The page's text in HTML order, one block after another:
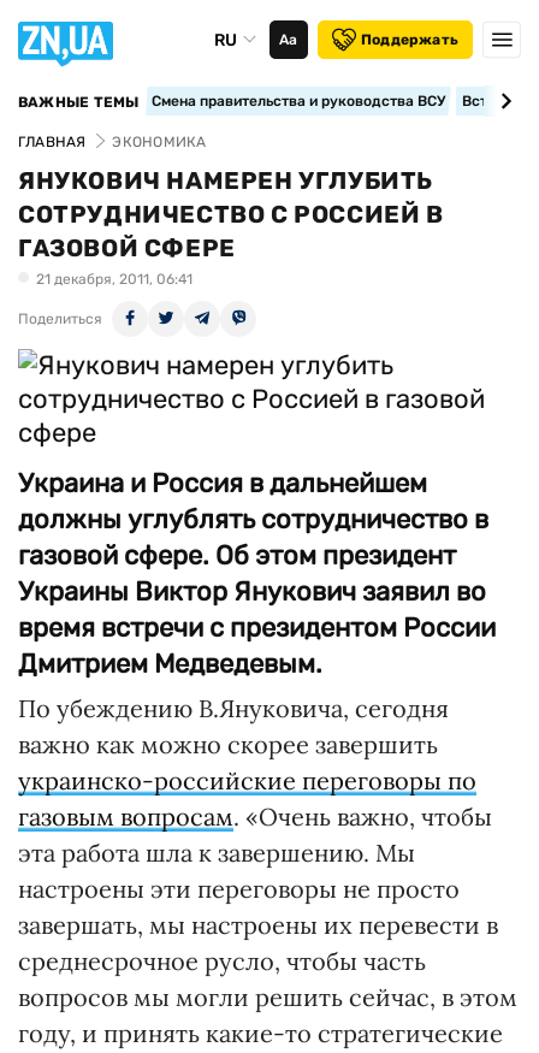
RU Аа Поддержать
ВАЖНЫЕ ТЕМЫ Смена правительства и руководства ВСУ
ГЛАВНАЯ ЭКОНОМИКА
ЯНУКОВИЧ НАМЕРЕН УГЛУБИТЬ
СОТРУДНИЧЕСТВО С РОССИЕЙ В
ГАЗОВОЙ СФЕРЕ
21 декабря, 2011, 06:41
Поделиться
Украина и Россия в дальнейшем
должны углублять сотрудничество в
газовой сфере. Об этом президент
Украины Виктор Янукович заявил во
время встречи с президентом России
Дмитрием Медведевым.
По убеждению В.Януковича, сегодня
важно как можно скорее завершить
украинско-российские переговоры по
газовым вопросам. «Очень важно, чтобы
эта работа шла к завершению. Мы
настроены эти переговоры не просто
завершать, мы настроены их перевести в
среднесрочное русло, чтобы часть
вопросов мы могли решить сейчас, в этом
году, и принять какие-то стратегические